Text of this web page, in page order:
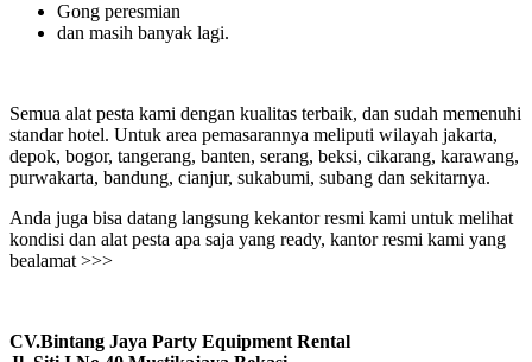
Gong peresmian
dan masih banyak lagi.
Semua alat pesta kami dengan kualitas terbaik, dan sudah memenuhi
standar hotel. Untuk area pemasarannya meliputi wilayah jakarta,
depok, bogor, tangerang, banten, serang, beksi, cikarang, karawang,
purwakarta, bandung, cianjur, sukabumi, subang dan sekitarnya.
Anda juga bisa datang langsung kekantor resmi kami untuk melihat
kondisi dan alat pesta apa saja yang ready, kantor resmi kami yang
bealamat >>>
CV.Bintang Jaya Party Equipment Rental